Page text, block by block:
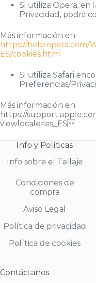
Si utiliza Opera, en
Privacidad, podrá
Más información en
https://help.opera.com/
ES/cookies.html
Si utiliza Safari
Preferencias/
Más información en:
https://
viewlocale=es_ES
Info y Políticas
Info sobre el Tallaje
Condiciones de
compra
Aviso Legal
Política de privacidad
Política de cookies
Contáctanos